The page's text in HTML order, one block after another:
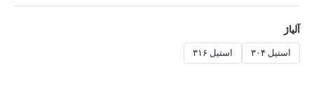
آلیاژ
استیل ۳۰۴ استیل ۳۱۶